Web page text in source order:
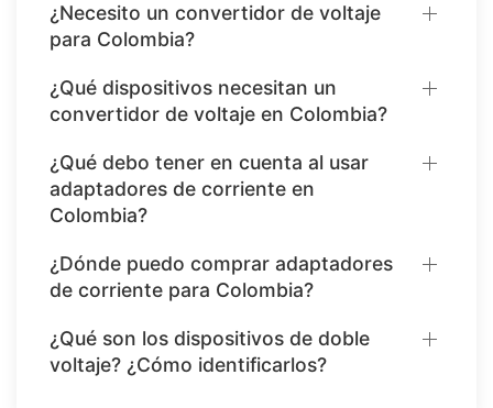
¿Necesito un convertidor de voltaje
para Colombia?
¿Qué dispositivos necesitan un
convertidor de voltaje en Colombia?
¿Qué debo tener en cuenta al usar
adaptadores de corriente en
Colombia?
¿Dónde puedo comprar adaptadores
de corriente para Colombia?
¿Qué son los dispositivos de doble
voltaje? ¿Cómo identificarlos?